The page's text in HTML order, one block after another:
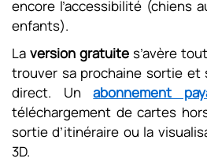
encore l’accessibilité (chiens
enfants).
La version gratuites’avère
trouver sa prochaine sortie et
direct. Unabonnement
téléchargement de cartes
sortie d’itinéraire ou la
3D.